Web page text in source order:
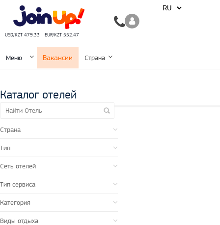
USD/KZT 479.33 EUR/KZT 552.47
Меню Вакансии Страна
Каталог отелей
Страна
Тип
Сеть отелей
Тип сервиса
Категория
Виды отдыха